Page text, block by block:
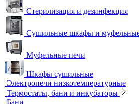
Оборудование для перемешивания
Общелабораторное оборудование LOIP
Продукция компании IKA Werke
Расходные материалы
Ареометры
Калибровочные расстворы и реагенты
Комплектующие для КФК
Принадлежности к штативам
Специальные наборы для фотометров
Стекла предметные и покровные
Системы капиллярного электрофореза